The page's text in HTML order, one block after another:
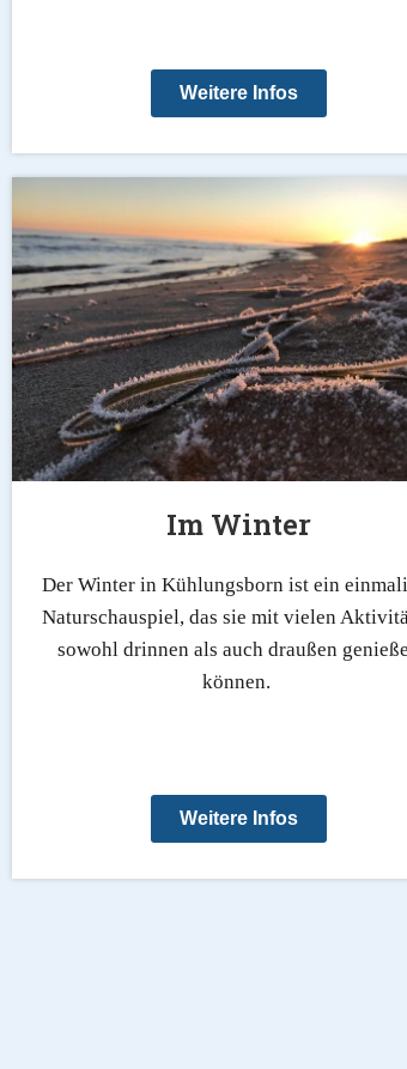
Weitere Infos
Im Winter
Der Winter in Kühlungsborn ist ein
Naturschauspiel, das sie mit vielen
sowohl drinnen als auch draußen
können.
Weitere Infos